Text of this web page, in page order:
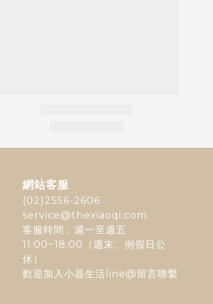
網站客服
(02)2556-2606
service@thexiaoqi.com
客服時間：週一至週五
11:00~18:00（週末、例假日公
休）
歡迎加入 小器生活line@留言聯繫